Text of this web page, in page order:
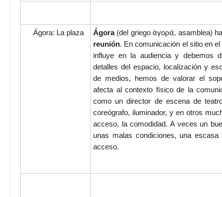
Ágora: La plaza Ágora(del griego ἀγορά, asamblea)
reunión. En comunicación el sitio en
influye en la audiencia y debemos
detalles del espacio, localización y
de medios, hemos de valorar el
afecta al contexto físico de la
como un director de escena de
coreógrafo, iluminador, y en otros
acceso, la comodidad. A veces un
unas malas condiciones, una escasa
acceso.